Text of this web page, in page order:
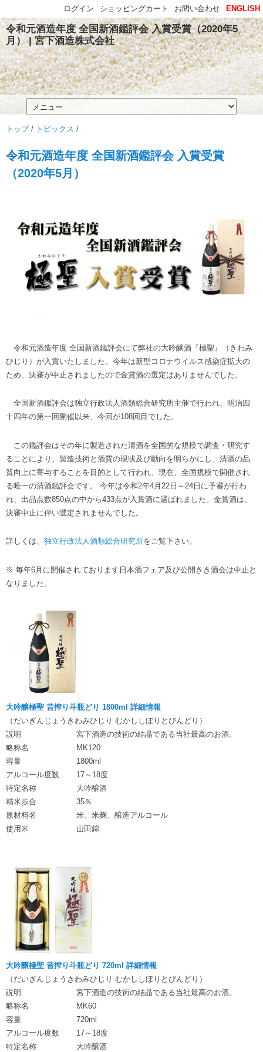
令和元酒造年度 全国新酒鑑評会 入賞受賞（2020年5
月） | 宮下酒造株式会社
トップ/ トピックス /
令和元酒造年度 全国新酒鑑評会 入賞受賞
（2020年5月）
令和元酒造年度 全国新酒鑑評会にて弊社の大吟醸酒『極聖』（きわみ
ひじり）が入賞いたしました。今年は新型コロナウイルス感染症拡大の
ため、決審が中止されましたので金賞酒の選定はありませんでした。
全国新酒鑑評会は独立行政法人酒類総合研究所主催で行われ、明治四
十四年の第一回開催以来、今回が108回目でした。
この鑑評会はその年に製造された清酒を全国的な規模で調査・研究す
ることにより、製造技術と酒質の現状及び動向を明らかにし、清酒の品
質向上に寄与することを目的として行われ、現在、全国規模で開催され
る唯一の清酒鑑評会です。 今年は令和2年4月22日～24日に予審が行わ
れ、出品点数850点の中から433点が入賞酒に選ばれました。金賞酒は、
決審中止に伴い選定されませんでした。
詳しくは、 独立行政法人酒類総合研究所をご覧下さい。
※ 毎年6月に開催されております日本酒フェア及び公開きき酒会は中止と
なりました。
大吟醸極聖 昔搾り斗瓶どり 1800ml 詳細情報
（だいぎんじょうきわみひじり むかししぼりとびんどり）
説明
宮下酒造の技術の結晶である当社最高のお酒。
略称名
MK120
容量
1800ml
アルコール度数
17～18度
特定名称
大吟醸酒
精米歩合
35％
原材料名
米、米麹、醸造アルコール
使用米
山田錦
大吟醸極聖 昔搾り斗瓶どり 720ml 詳細情報
（だいぎんじょうきわみひじり むかししぼりとびんどり）
説明
宮下酒造の技術の結晶である当社最高のお酒。
略称名
MK60
容量
720ml
アルコール度数
17～18度
特定名称
大吟醸酒
ENGLISH
お問い合わせ
ショッピングカート
ログイン